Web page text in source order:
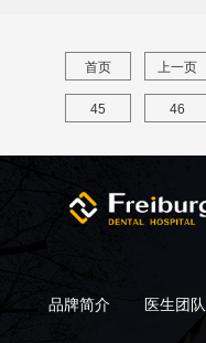
首页 上一页
45 46
品牌简介 医生团队